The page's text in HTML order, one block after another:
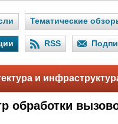
Тематические
RSS
и
обработки